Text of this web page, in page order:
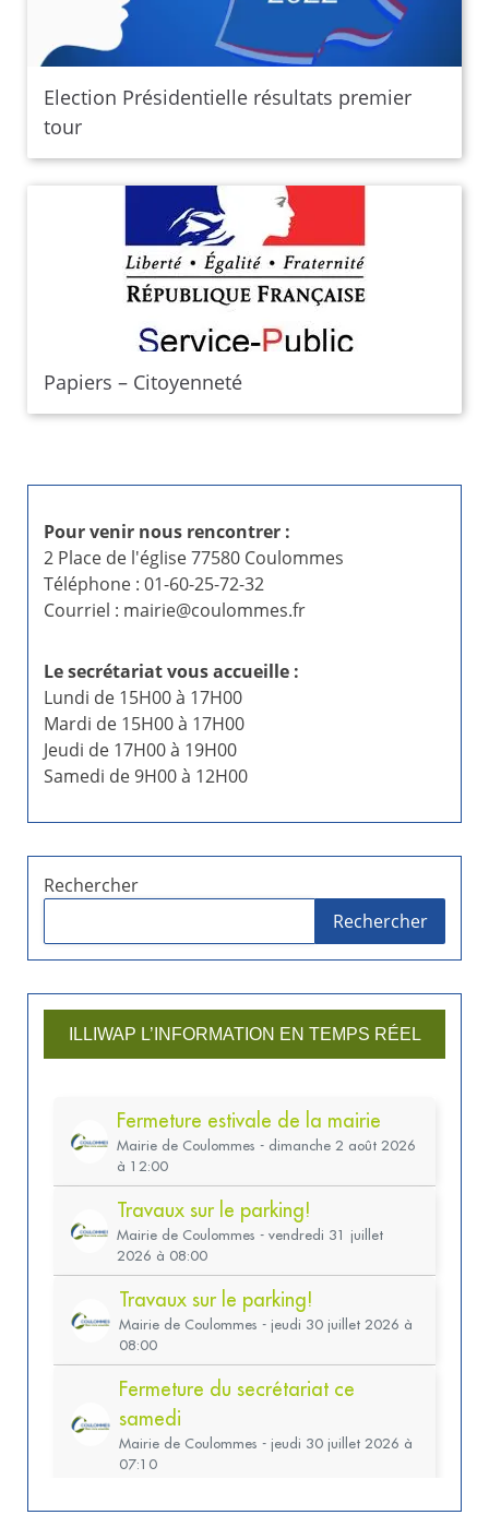
Election Présidentielle résultats premier
tour
Papiers – Citoyenneté
Pour venir nous rencontrer :
2 Place de l'église 77580 Coulommes
Téléphone : 01-60-25-72-32
Courriel : mairie@coulommes.fr
Le secrétariat vous accueille :
Lundi de 15H00 à 17H00
Mardi de 15H00 à 17H00
Jeudi de 17H00 à 19H00
Samedi de 9H00 à 12H00
Rechercher
Rechercher
ILLIWAP L’INFORMATION EN TEMPS RÉEL